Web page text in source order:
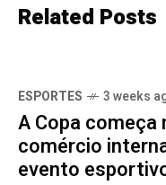
Related Posts
ESPORTES 3 weeks
A Copa começa
comércio
evento